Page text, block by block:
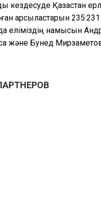
кездесуде Қазақстан
қарсыластарын
еліміздің намысын
және Бунед Мирзаметов